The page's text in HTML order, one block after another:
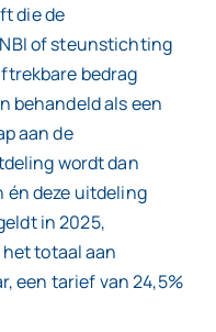
die de
of steunstichting
bedrag
behandeld als een
aan de
wordt dan
deze uitdeling
in 2025,
totaal aan
een tarief van 24,5%